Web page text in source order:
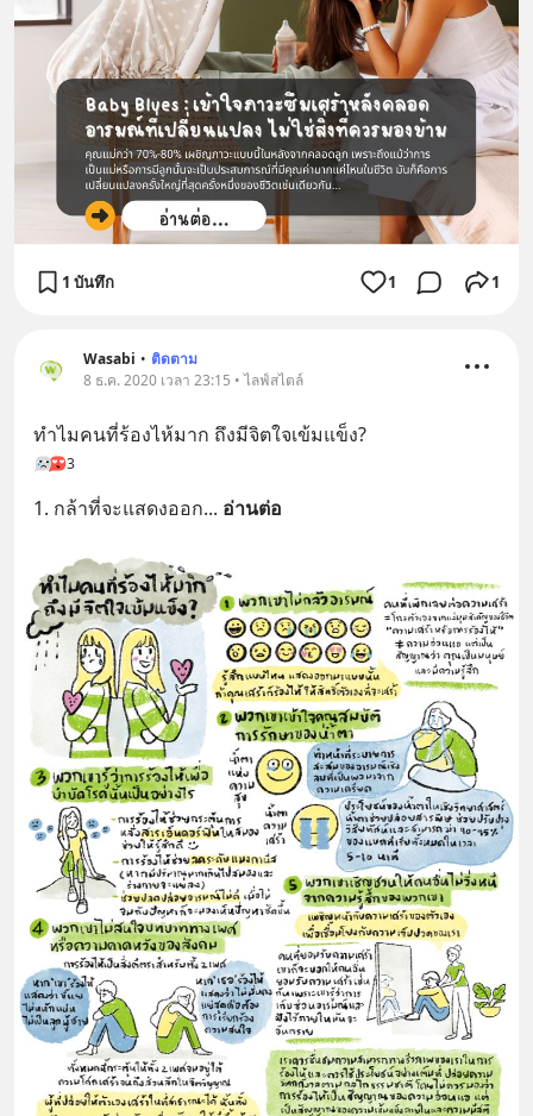
1 บันทึก 1 1
Wasabi • ติดตาม
8 ธ.ค. 2020 เวลา 23:15 • ไลฟ์สไตล์
ทำไมคนที่ร้องไห้มาก ถึงมีจิตใจเข้มแข็ง?
3
1. กล้าที่จะแสดงออก... อ่านต่อ